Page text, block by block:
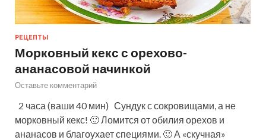
РЕЦЕПТЫ
Морковный кекс с орехово-
ананасовой начинкой
Оставьте комментарий
2 часа (ваши 40 мин) Сундук с сокровищами, а не
морковный кекс! 🙂 Ломится от обилия орехов и
ананасов и благоухает специями. 🙂 А «скучная»